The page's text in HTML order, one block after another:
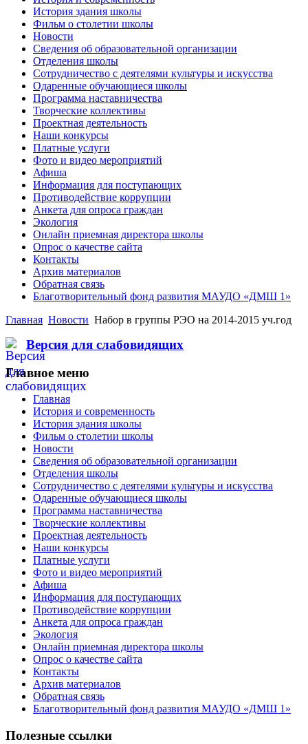
История здания школы
Фильм о столетии школы
Новости
Сведения об образовательной организации
Отделения школы
Сотрудничество с деятелями культуры и искусства
Одаренные обучающиеся школы
Программа наставничества
Творческие коллективы
Проектная деятельность
Наши конкурсы
Платные услуги
Фото и видео мероприятий
Афиша
Информация для поступающих
Противодействие коррупции
Анкета для опроса граждан
Экология
Онлайн приемная директора школы
Опрос о качестве сайта
Контакты
Архив материалов
Обратная связь
Благотворительный фонд развития МАУДО «ДМШ 1»
Главная Новости Набор в группы РЭО на 2014-2015 уч.год
Версия для слабовидящих
Главное меню
Главная
История и современность
История здания школы
Фильм о столетии школы
Новости
Сведения об образовательной организации
Отделения школы
Сотрудничество с деятелями культуры и искусства
Одаренные обучающиеся школы
Программа наставничества
Творческие коллективы
Проектная деятельность
Наши конкурсы
Платные услуги
Фото и видео мероприятий
Афиша
Информация для поступающих
Противодействие коррупции
Анкета для опроса граждан
Экология
Онлайн приемная директора школы
Опрос о качестве сайта
Контакты
Архив материалов
Обратная связь
Благотворительный фонд развития МАУДО «ДМШ 1»
Полезные ссылки